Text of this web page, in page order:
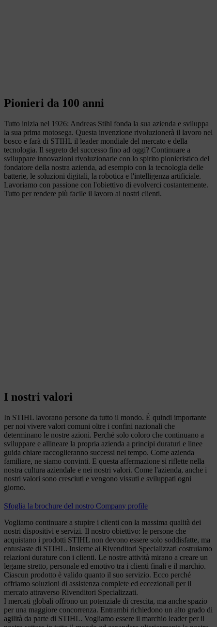
Pionieri da 100 anni
Tutto inizia nel 1926: Andreas Stihl fonda la sua azienda e sviluppa
la sua prima motosega. Questa invenzione rivoluzionerà il lavoro nel
bosco e farà di STIHL il leader mondiale del mercato e della
tecnologia. Il segreto del successo fino ad oggi? Continuare a
sviluppare innovazioni rivoluzionarie con lo spirito pionieristico del
fondatore della nostra azienda, ad esempio con la tecnologia delle
batterie, le soluzioni digitali, la robotica e l'intelligenza artificiale.
Lavoriamo con passione con l'obiettivo di evolverci costantemente.
Tutto per rendere più facile il lavoro ai nostri clienti.
I nostri valori
In STIHL lavorano persone da tutto il mondo. È quindi importante
per noi vivere valori comuni oltre i confini nazionali che
determinano le nostre azioni. Perché solo coloro che continuano a
sviluppare e allineare la propria azienda a principi duraturi e linee
guida chiare raccoglieranno successi nel tempo. Come azienda
familiare, ne siamo convinti. E questa affermazione si riflette nella
nostra cultura aziendale e nei nostri valori. Come l'azienda, anche i
nostri valori sono cresciuti e vengono vissuti e sviluppati ogni
giorno.
Sfoglia la brochure del nostro Company profile
Vogliamo continuare a stupire i clienti con la massima qualità dei
nostri dispositivi e servizi. Il nostro obiettivo: le persone che
acquistano i prodotti STIHL non devono essere solo soddisfatte, ma
entusiaste di STIHL. Insieme ai Rivenditori Specializzati costruiamo
relazioni durature con i clienti. Le nostre attività mirano a creare un
legame stretto, personale ed emotivo tra i clienti finali e il marchio.
Ciascun prodotto è valido quanto il suo servizio. Ecco perché
offriamo soluzioni di assistenza complete ed eccezionali per il
mercato attraverso Rivenditori Specializzati.
I mercati globali offrono un potenziale di crescita, ma anche spazio
per una maggiore concorrenza. Entrambi richiedono un alto grado di
agilità da parte di STIHL. Vogliamo essere il marchio leader per il